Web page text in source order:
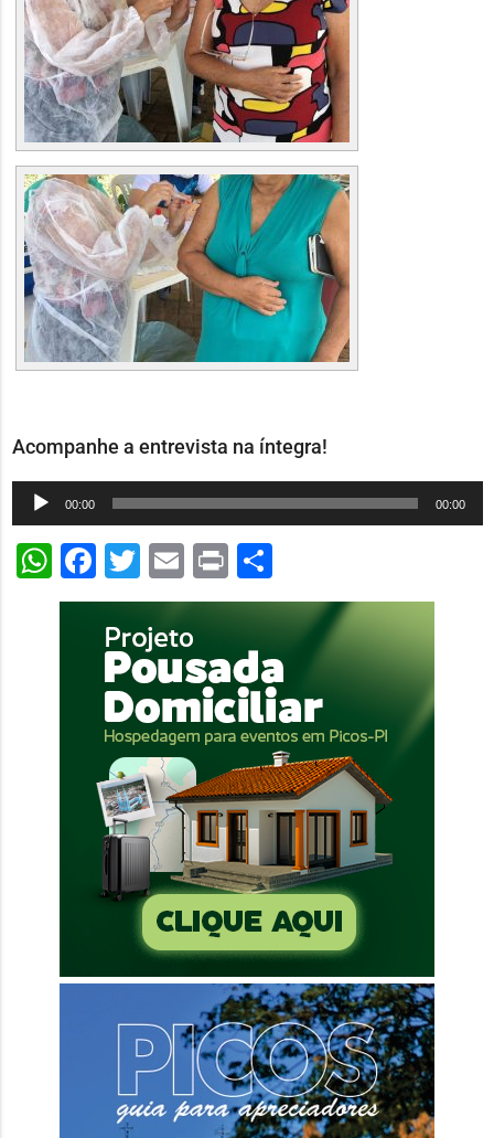
Acompanhe a entrevista na íntegra!
Tocador
de
áudio
00:00 00:00
WhatsApp
Facebook
Twitter
Email
PrintShare